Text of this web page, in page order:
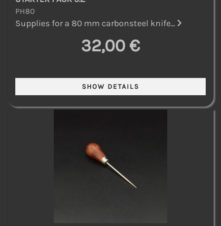
PH80
Supplies for a 80 mm carbonsteel knife...
32,00 €